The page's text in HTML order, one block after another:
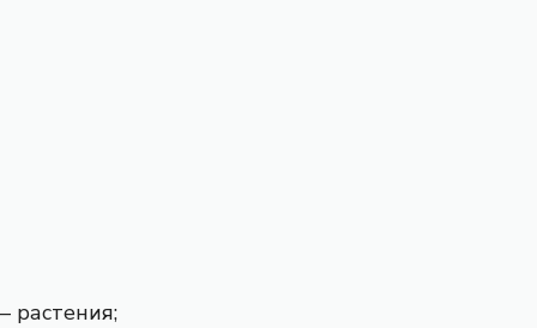
– растения;